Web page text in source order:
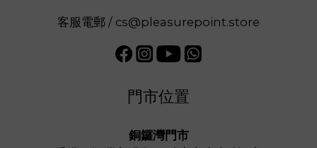
客服電郵 / cs@pleasurepoint.store
門市位置
銅鑼灣門市